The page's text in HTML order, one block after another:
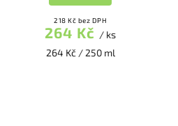
218 Kč bez DPH
264 Kč / ks
264 Kč / 250 ml